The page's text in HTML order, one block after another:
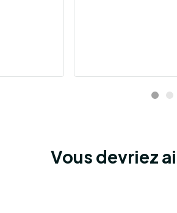
Vous devriez